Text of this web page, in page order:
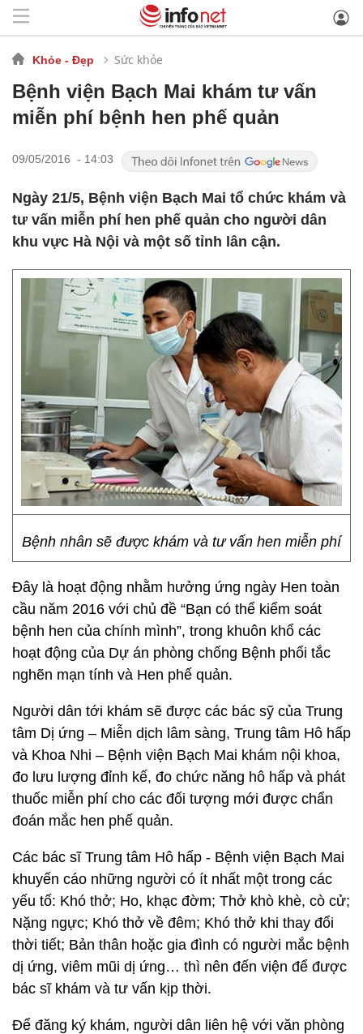
Khỏe - Đẹp Sức khỏe
Bệnh viện Bạch Mai khám tư vấn
miễn phí bệnh hen phế quản
09/05/2016 - 14:03
Ngày 21/5, Bệnh viện Bạch Mai tổ chức khám và
tư vấn miễn phí hen phế quản cho người dân
khu vực Hà Nội và một số tỉnh lân cận.
Bệnh nhân sẽ được khám và tư vấn hen miễn phí
Đây là hoạt động nhằm hưởng ứng ngày Hen toàn
cầu năm 2016 với chủ đề “Bạn có thể kiểm soát
bệnh hen của chính mình”, trong khuôn khổ các
hoạt động của Dự án phòng chống Bệnh phổi tắc
nghẽn mạn tính và Hen phế quản.
Người dân tới khám sẽ được các bác sỹ của Trung
tâm Dị ứng – Miễn dịch lâm sàng, Trung tâm Hô hấp
và Khoa Nhi – Bệnh viện Bạch Mai khám nội khoa,
đo lưu lượng đỉnh kế, đo chức năng hô hấp và phát
thuốc miễn phí cho các đối tượng mới được chẩn
đoán mắc hen phế quản.
Các bác sĩ Trung tâm Hô hấp - Bệnh viện Bạch Mai
khuyến cáo những người có ít nhất một trong các
yếu tố: Khó thở; Ho, khạc đờm; Thở khò khè, cò cử;
Nặng ngực; Khó thở về đêm; Khó thở khi thay đổi
thời tiết; Bản thân hoặc gia đình có người mắc bệnh
dị ứng, viêm mũi dị ứng… thì nên đến viện để được
bác sĩ khám và tư vấn kịp thời.
Để đăng ký khám, người dân liên hệ với văn phòng